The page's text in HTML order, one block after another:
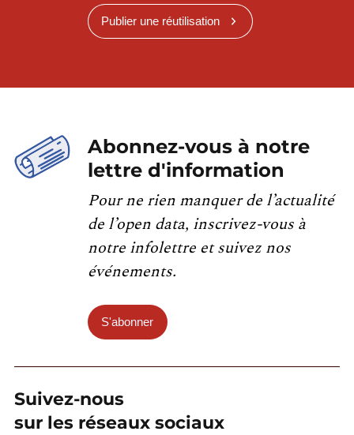
Publier une réutilisation
Abonnez-vous à notre
lettre d'information
Pour ne rien manquer de l’actualité
de l’open data, inscrivez-vous à
notre infolettre et suivez nos
événements.
S'abonner
Suivez-nous
sur les réseaux sociaux